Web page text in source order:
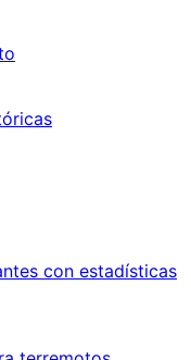
con estadísticas